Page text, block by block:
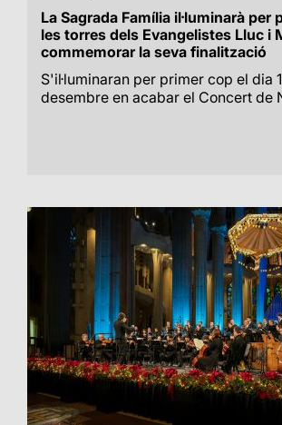
La Sagrada Família il·luminarà per
les torres dels Evangelistes Lluc i
commemorar la seva finalització
S'il·luminaran per primer cop el dia
desembre en acabar el Concert de